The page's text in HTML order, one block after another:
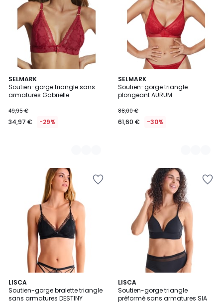
SELMARK
Soutien-gorge triangle sans
armatures Gabrielle
49,95 €
34,97 € -29%
5
Couleurs
SELMARK
Soutien-gorge triangle
plongeant AURUM
88,00 €
61,60 € -30%
2
Couleurs
LISCA
Soutien-gorge bralette triangle
sans armatures DESTINY
2
Couleurs
LISCA
Soutien-gorge triangle
préformé sans armatures SIA
2
Couleurs